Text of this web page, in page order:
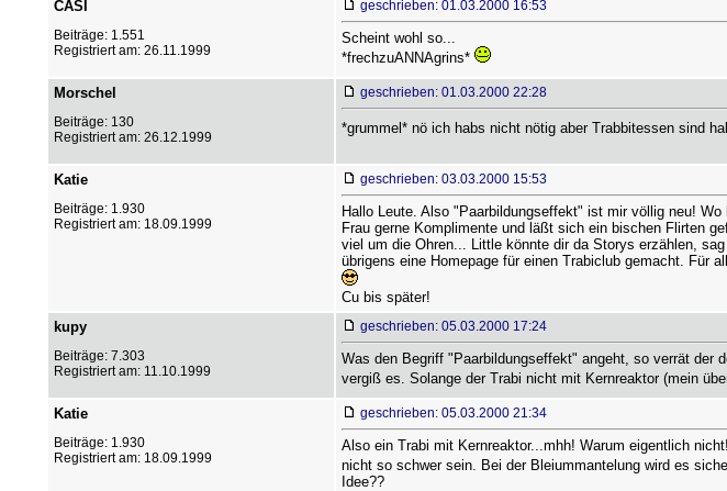
CASI
Beiträge: 1.551
Registriert am: 26.11.1999
geschrieben: 01.03.2000 16:53
Scheint wohl so...
*frechzuANNAgrins*
Morschel
Beiträge: 130
Registriert am: 26.12.1999
geschrieben: 01.03.2000 22:28
*grummel* nö ich habs nicht nötig aber Trabbitessen sind
Katie
Beiträge: 1.930
Registriert am: 18.09.1999
geschrieben: 03.03.2000 15:53
Hallo Leute. Also "Paarbildungseffekt" ist mir völlig neu!
Frau gerne Komplimente und läßt sich ein bischen Flirten
viel um die Ohren... Little könnte dir da Storys erzählen,
übrigens eine Homepage für einen Trabiclub gemacht. Für
Cu bis später!
kupy
Beiträge: 7.303
Registriert am: 11.10.1999
geschrieben: 05.03.2000 17:24
Was den Begriff "Paarbildungseffekt" angeht, so verrät der
vergiß es. Solange der Trabi nicht mit Kernreaktor (mein
Katie
Beiträge: 1.930
Registriert am: 18.09.1999
geschrieben: 05.03.2000 21:34
Also ein Trabi mit Kernreaktor...mhh! Warum eigentlich
nicht so schwer sein. Bei der Bleiummantelung wird es
Idee??